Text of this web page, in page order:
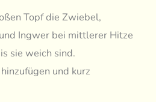
Topf die Zwiebel,
Ingwer bei mittlerer Hitze
sie weich sind.
und kurz